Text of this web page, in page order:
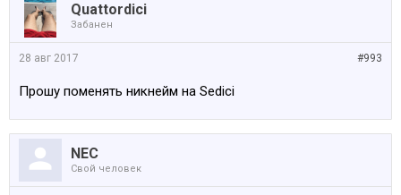
Quattordici
Забанен
#993
28 авг 2017
Прошу поменять никнейм на Sedici
NEC
Свой человек